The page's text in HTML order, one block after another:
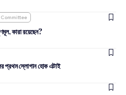
কারা রয়েছেন?
প্রথম স্লোগান হোক এটাই